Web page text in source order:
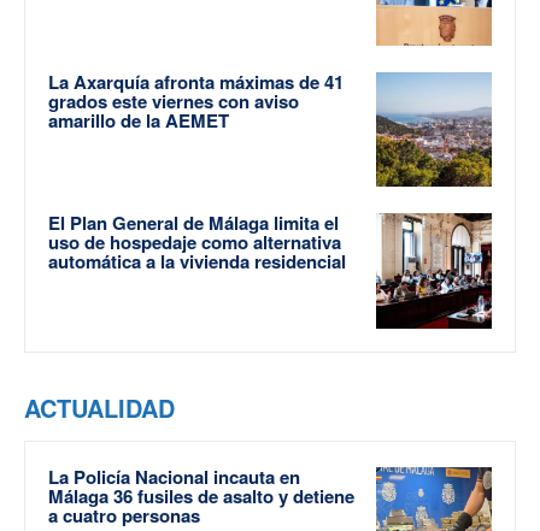
La Axarquía afronta máximas de 41
grados este viernes con aviso
amarillo de la AEMET
El Plan General de Málaga limita el
uso de hospedaje como alternativa
automática a la vivienda residencial
ACTUALIDAD
La Policía Nacional incauta en
Málaga 36 fusiles de asalto y detiene
a cuatro personas